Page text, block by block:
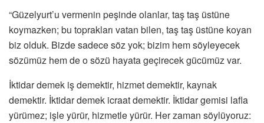
“Güzelyurt’u vermenin peşinde olanlar, taş taş üstüne
koymazken; bu toprakları vatan bilen, taş taş üstüne koyan
biz olduk. Bizde sadece söz yok; bizim hem söyleyecek
sözümüz hem de o sözü hayata geçirecek gücümüz var.
İktidar demek iş demektir, hizmet demektir, kaynak
demektir. İktidar demek icraat demektir. İktidar gemisi lafla
yürümez; işle yürür, hizmetle yürür. Her zaman söylüyoruz: